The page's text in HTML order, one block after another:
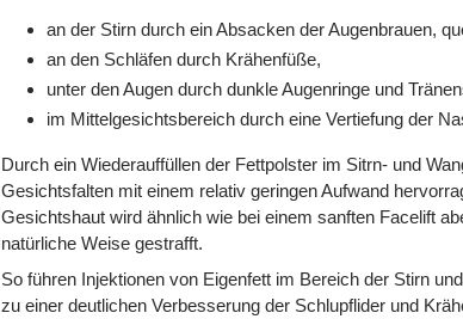
an der Stirn durch ein Absacken der Augenbrauen,
an den Schläfen durch Krähenfüße,
unter den Augen durch dunkle Augenringe und
im Mittelgesichtsbereich durch eine Vertiefung der
Durch ein Wiederauffüllen der Fettpolster im Sitrn- und
Gesichtsfalten mit einem relativ geringen Aufwand
Gesichtshaut wird ähnlich wie bei einem sanften Facelift
natürliche Weise gestrafft.
So führen Injektionen von Eigenfett im Bereich der Stirn
zu einer deutlichen Verbesserung der Schlupflider und